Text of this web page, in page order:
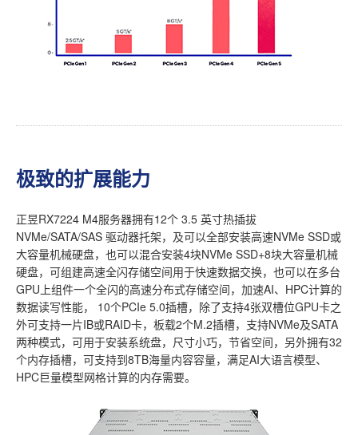
极致的扩展能力
正昱RX7224 M4服务器拥有12个 3.5 英寸热插拔
NVMe/SATA/SAS 驱动器托架，及可以全部安装高速NVMe SSD或
大容量机械硬盘，也可以混合安装4块NVMe SSD+8块大容量机械
硬盘，可组建高速全闪存储空间用于快速数据交换，也可以在多台
GPU上组件一个全闪的高速分布式存储空间，加速AI、HPC计算的
数据读写性能， 10个PCIe 5.0插槽，除了支持4张双槽位GPU卡之
外可支持一片IB或RAID卡，板载2个M.2插槽，支持NVMe及SATA
两种模式，可用于安装系统盘，尺寸小巧，节省空间，另外拥有32
个内存插槽，可支持到8TB海量内容容量，满足AI大语言模型、
HPC巨量模型网格计算的内存需要。